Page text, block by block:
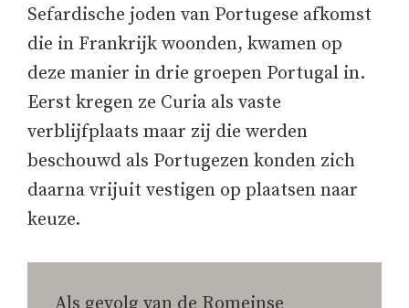
Sefardische joden van Portugese afkomst
die in Frankrijk woonden, kwamen op
deze manier in drie groepen Portugal in.
Eerst kregen ze Curia als vaste
verblijfplaats maar zij die werden
beschouwd als Portugezen konden zich
daarna vrijuit vestigen op plaatsen naar
keuze.